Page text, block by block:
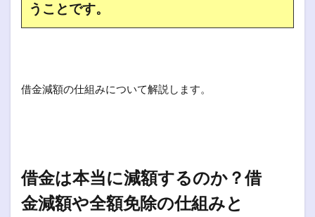
うことです。
借金減額の仕組みについて解説します。
借金は本当に減額するのか？借
金減額や全額免除の仕組みと